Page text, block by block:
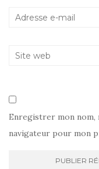
Enregistrer mon nom,
navigateur pour mon